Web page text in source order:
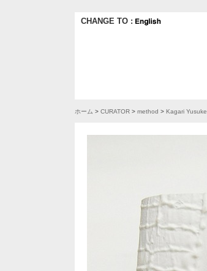
CHANGE TO :
ホーム > CURATOR > method > Kagari Yusuke